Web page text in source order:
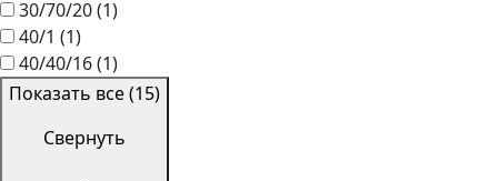
30/70/20(1)
40/1 (1)
40/40/16(1)
Показать все (15)
Свернуть